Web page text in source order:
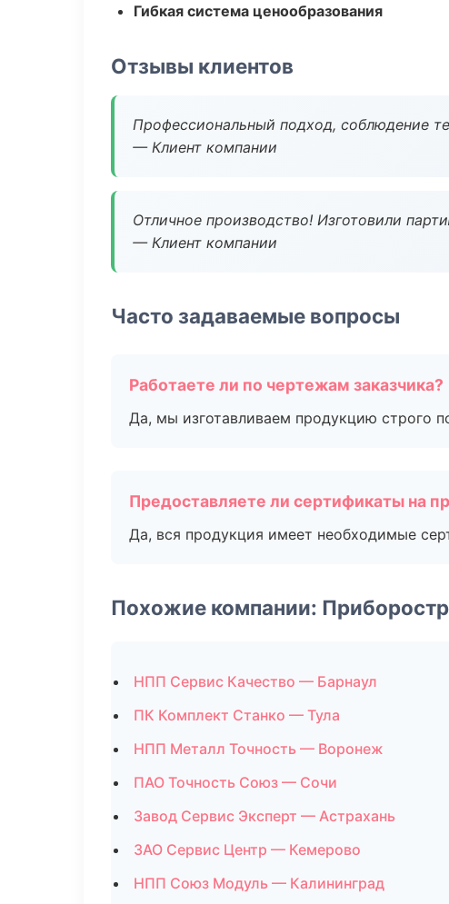
Гибкая система ценообразования
Отзывы клиентов
Профессиональный подход, соблюдение
— Клиент компании
Отличное производство! Изготовили
— Клиент компании
Часто задаваемые вопросы
Работаете ли по чертежам заказчика?
Да, мы изготавливаем продукцию строго
Предоставляете ли сертификаты на
Да, вся продукция имеет необходимые
Похожие компании:
НПП Сервис Качество — Барнаул
ПК Комплект Станко — Тула
НПП Металл Точность — Воронеж
ПАО Точность Союз — Сочи
Завод Сервис Эксперт — Астрахань
ЗАО Сервис Центр — Кемерово
НПП Союз Модуль — Калининград